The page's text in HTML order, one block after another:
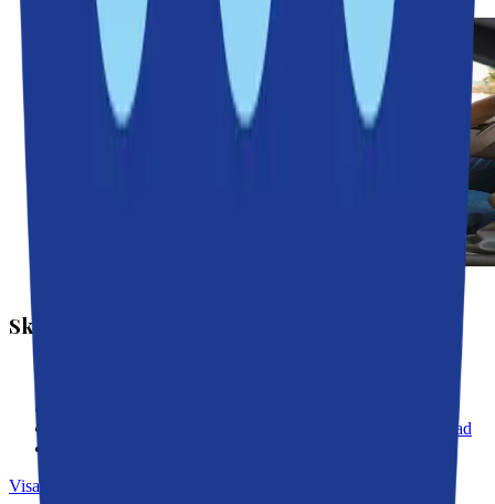
Skola och välfärd
Sickla skola invigd – tradition och framtid i samma byggnad
Visa fler →